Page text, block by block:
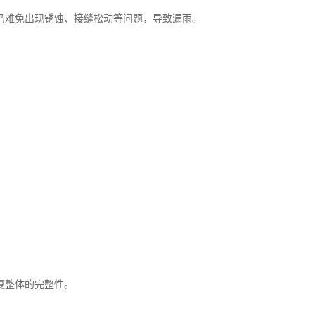
免出现锈蚀、接缝松动等问题，导致漏雨。
体的完整性。